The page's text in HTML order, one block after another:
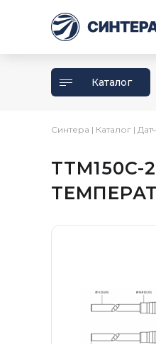
Каталог
Синтера | Каталог |